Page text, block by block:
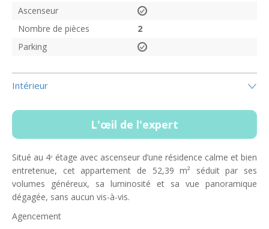
Ascenseur
Nombre de pièces
2
Parking
Intérieur
L'œil de l'expert
Situé au 4ᵉ étage avec ascenseur d’une résidence calme et bien
entretenue, cet appartement de 52,39 m² séduit par ses
volumes généreux, sa luminosité et sa vue panoramique
dégagée, sans aucun vis-à-vis.
Agencement